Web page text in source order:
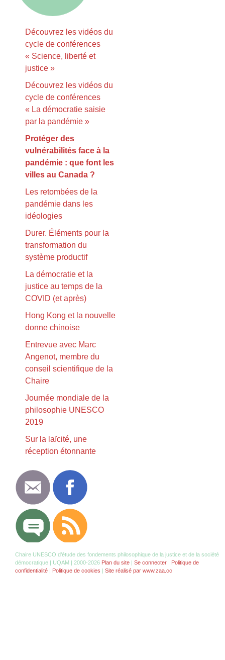
Découvrez les vidéos du
cycle de conférences
« Science, liberté et
justice »
Découvrez les vidéos du
cycle de conférences
« La démocratie saisie
par la pandémie »
Protéger des
vulnérabilités face à la
pandémie : que font les
villes au Canada ?
Les retombées de la
pandémie dans les
idéologies
Durer. Éléments pour la
transformation du
système productif
La démocratie et la
justice au temps de la
COVID (et après)
Hong Kong et la nouvelle
donne chinoise
Entrevue avec Marc
Angenot, membre du
conseil scientifique de la
Chaire
Journée mondiale de la
philosophie UNESCO
2019
Sur la laïcité, une
réception étonnante
Chaire UNESCO d’étude des fondements philosophique de la justice et de la société
démocratique | UQAM | 2000-2026 Plan du site | Se connecter | Politique de
confidentialité | Politique de cookies | Site réalisé par www.zaa.cc